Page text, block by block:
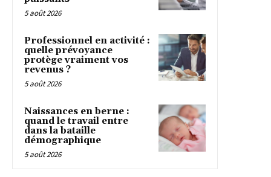
5 août 2026
Professionnel en activité :
quelle prévoyance
protège vraiment vos
revenus ?
5 août 2026
Naissances en berne :
quand le travail entre
dans la bataille
démographique
5 août 2026